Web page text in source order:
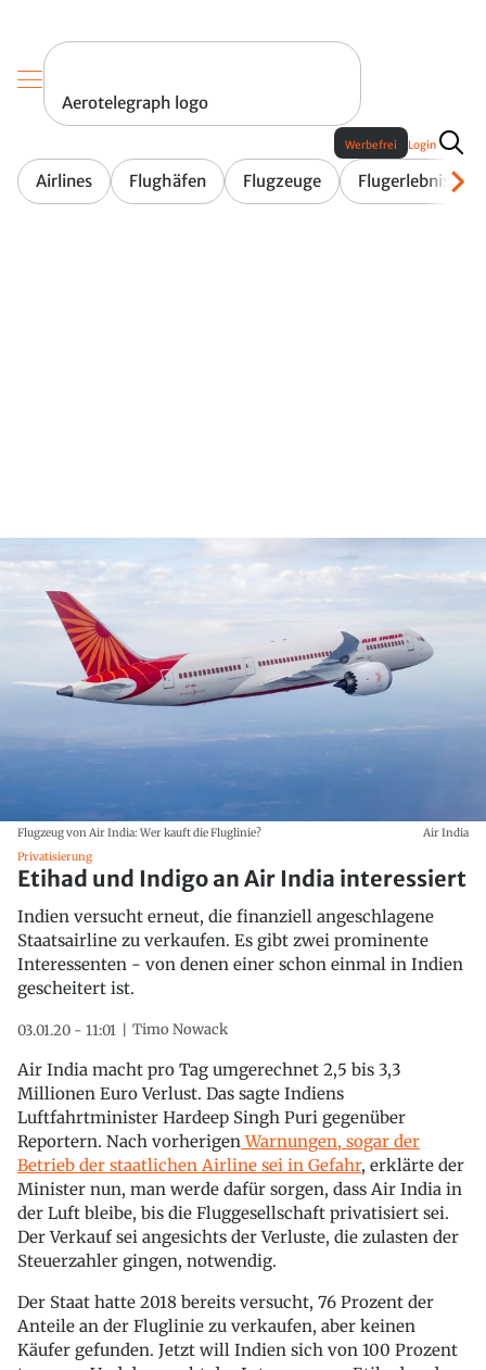
Aerotelegraph logo
Airlines Flughäfen Flugzeuge Flugerlebnis
Werbefrei Login
Flugzeug von Air India: Wer kauft die Fluglinie?
Air India
Privatisierung
Etihad und Indigo an Air India interessiert
Indien versucht erneut, die finanziell angeschlagene
Staatsairline zu verkaufen. Es gibt zwei prominente
Interessenten - von denen einer schon einmal in Indien
gescheitert ist.
03.01.20 - 11:01 Timo Nowack
Air India macht pro Tag umgerechnet 2,5 bis 3,3
Millionen Euro Verlust. Das sagte Indiens
Luftfahrtminister Hardeep Singh Puri gegenüber
Reportern. Nach vorherigen Warnungen, sogar der
Betrieb der staatlichen Airline sei in Gefahr, erklärte der
Minister nun, man werde dafür sorgen, dass Air India in
der Luft bleibe, bis die Fluggesellschaft privatisiert sei.
Der Verkauf sei angesichts der Verluste, die zulasten der
Steuerzahler gingen, notwendig.
Der Staat hatte 2018 bereits versucht, 76 Prozent der
Anteile an der Fluglinie zu verkaufen, aber keinen
Käufer gefunden. Jetzt will Indien sich von 100 Prozent